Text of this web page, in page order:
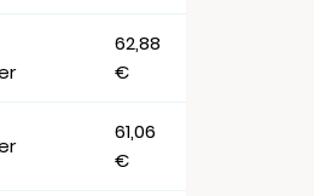
62,88
€
61,06
€